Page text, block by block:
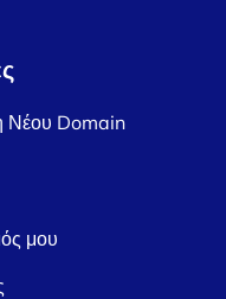
Νέου Domain
μου